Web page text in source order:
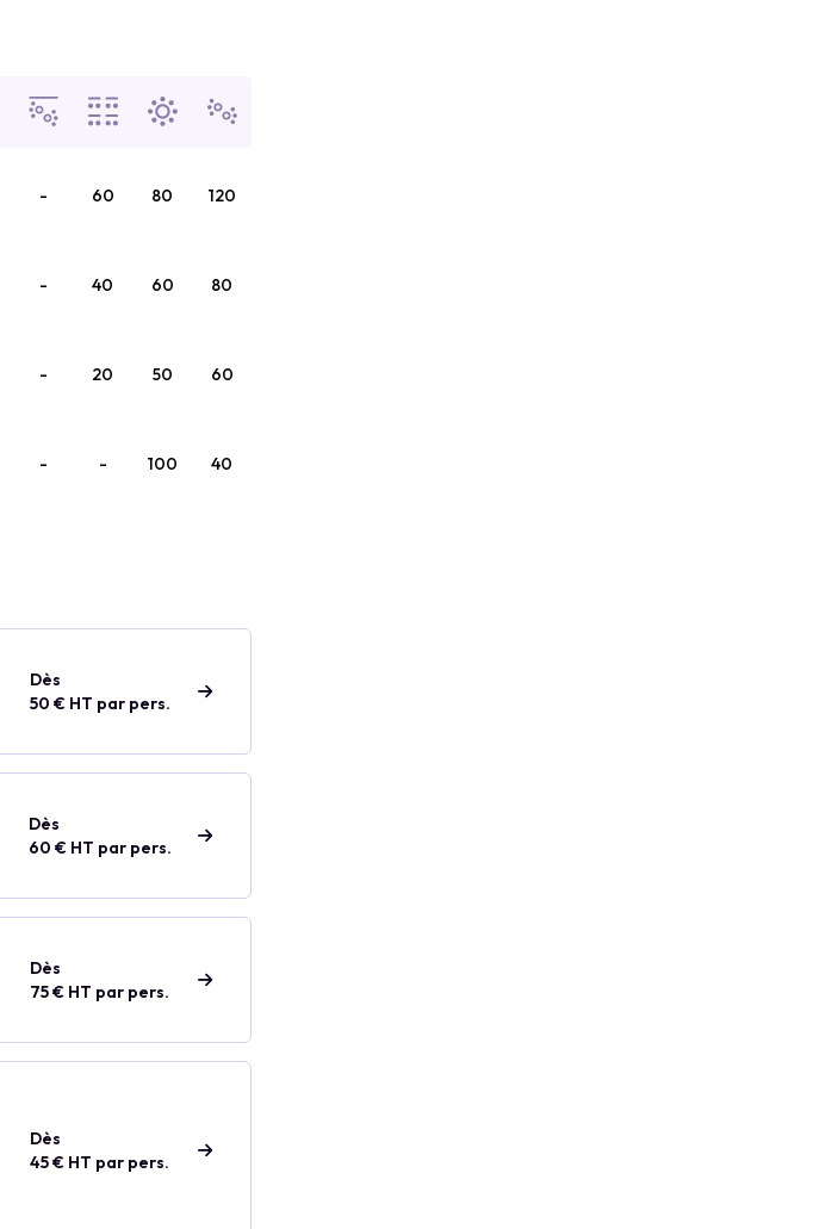
- 60 80 120
- 40 60 80
- 20 50 60
- - 100 40
Dès
50 € HT par pers.
Dès
60 € HT par pers.
Dès
75 € HT par pers.
Dès
45 € HT par pers.